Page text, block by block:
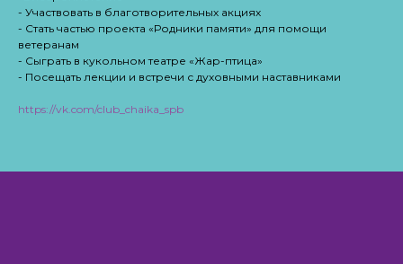
- Участвовать в благотворительных акциях
- Стать частью проекта «Родники памяти» для помощи
ветеранам
- Сыграть в кукольном театре «Жар-птица»
- Посещать лекции и встречи с духовными наставниками
https://vk.com/club_chaika_spb